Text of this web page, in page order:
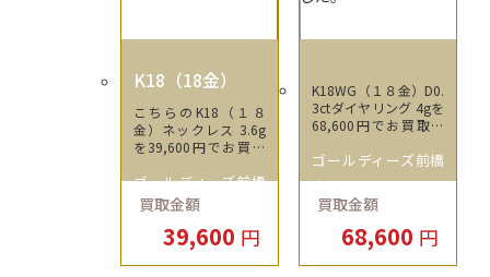
K18（18金）
こちらのK18（１８
金）ネックレス 3.6g
を39,600円でお買取
た！
ゴールディーズ前橋
店
買取金額
39,600 円
K18WG（１８金）D0.
3ctダイヤリング 4gを
68,600円でお買取を
た。
ゴールディーズ前橋
店
買取金額
68,600 円